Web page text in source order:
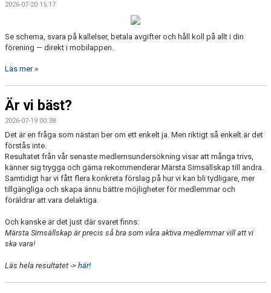
2026-07-20 15:17
Se schema, svara på kallelser, betala avgifter och håll koll på allt i din
förening — direkt i mobilappen.
Läs mer »
Är vi bäst?
2026-07-19 00:38
Det är en fråga som nästan ber om ett enkelt ja. Men riktigt så enkelt är det
förstås inte.
Resultatet från vår senaste medlemsundersökning visar att många trivs,
känner sig trygga och gärna rekommenderar Märsta Simsällskap till andra.
Samtidigt har vi fått flera konkreta förslag på hur vi kan bli tydligare, mer
tillgängliga och skapa ännu bättre möjligheter för medlemmar och
föräldrar att vara delaktiga.
Och kanske är det just där svaret finns:
Märsta Simsällskap är precis så bra som våra aktiva medlemmar vill att vi
ska vara!
Läs hela resultatet -> här!